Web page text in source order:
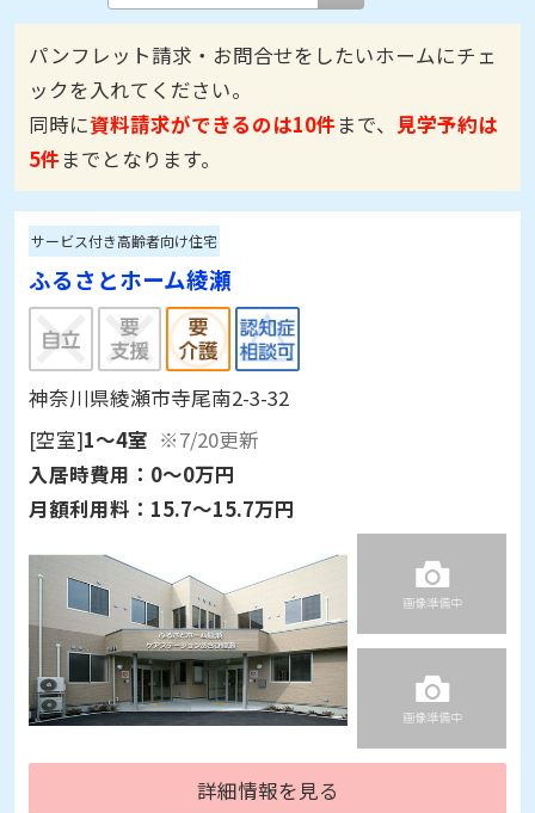
パンフレット請求・お問合せをしたいホームにチェ
ックを入れてください。
同時に資料請求ができるのは10件まで、 見学予約は
5件までとなります。
サービス付き高齢者向け住宅
ふるさとホーム綾瀬
神奈川県綾瀬市寺尾南2-3-32
[空室]1～4室 ※7/20更新
入居時費用： 0～0万円
月額利用料： 15.7～15.7万円
詳細情報を見る